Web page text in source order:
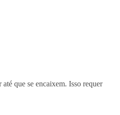
que se encaixem. Isso requer